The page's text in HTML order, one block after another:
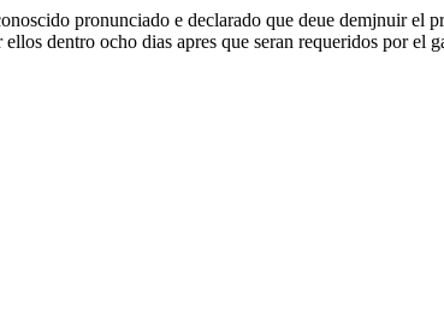
pronunciado e declarado que deue demjnuir el
dentro ocho dias apres que seran requeridos por